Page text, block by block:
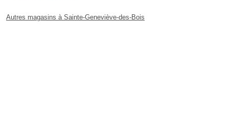
Autres magasins à Sainte-Geneviève-des-Bois